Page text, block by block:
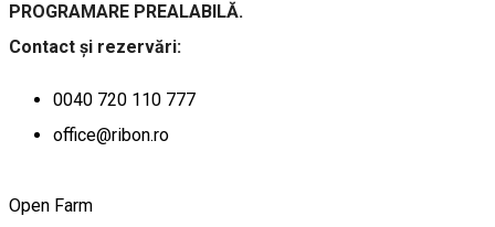
PROGRAMARE PREALABILĂ.
Contact și rezervări:
0040 720 110 777
office@ribon.ro
Open Farm